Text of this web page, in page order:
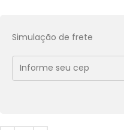
Simulação de frete